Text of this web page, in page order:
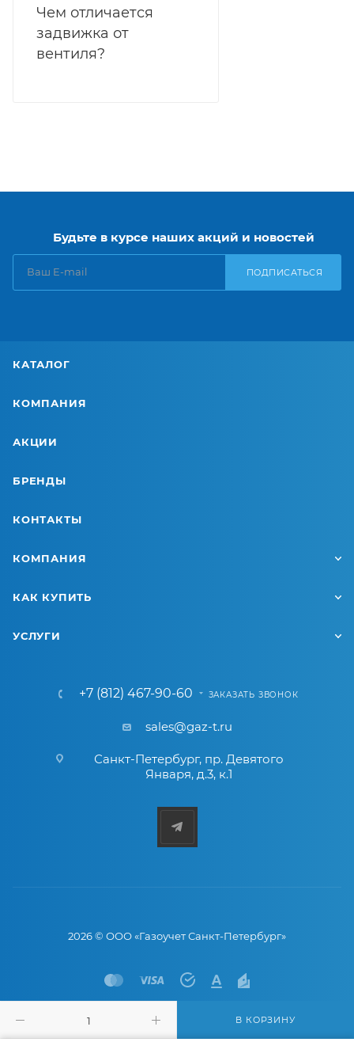
В КОРЗИНУ
Чем отличается
задвижка от
вентиля?
Будьте в курсе наших акций и новостей
ПОДПИСАТЬСЯ
КАТАЛОГ
КОМПАНИЯ
АКЦИИ
БРЕНДЫ
КОНТАКТЫ
КОМПАНИЯ
КАК КУПИТЬ
УСЛУГИ
+7 (812) 467-90-60 ЗАКАЗАТЬ ЗВОНОК
sales@gaz-t.ru
Санкт-Петербург, пр. Девятого
Января, д.3, к.1
2026 © ООО «Газоучет Санкт-Петербург»